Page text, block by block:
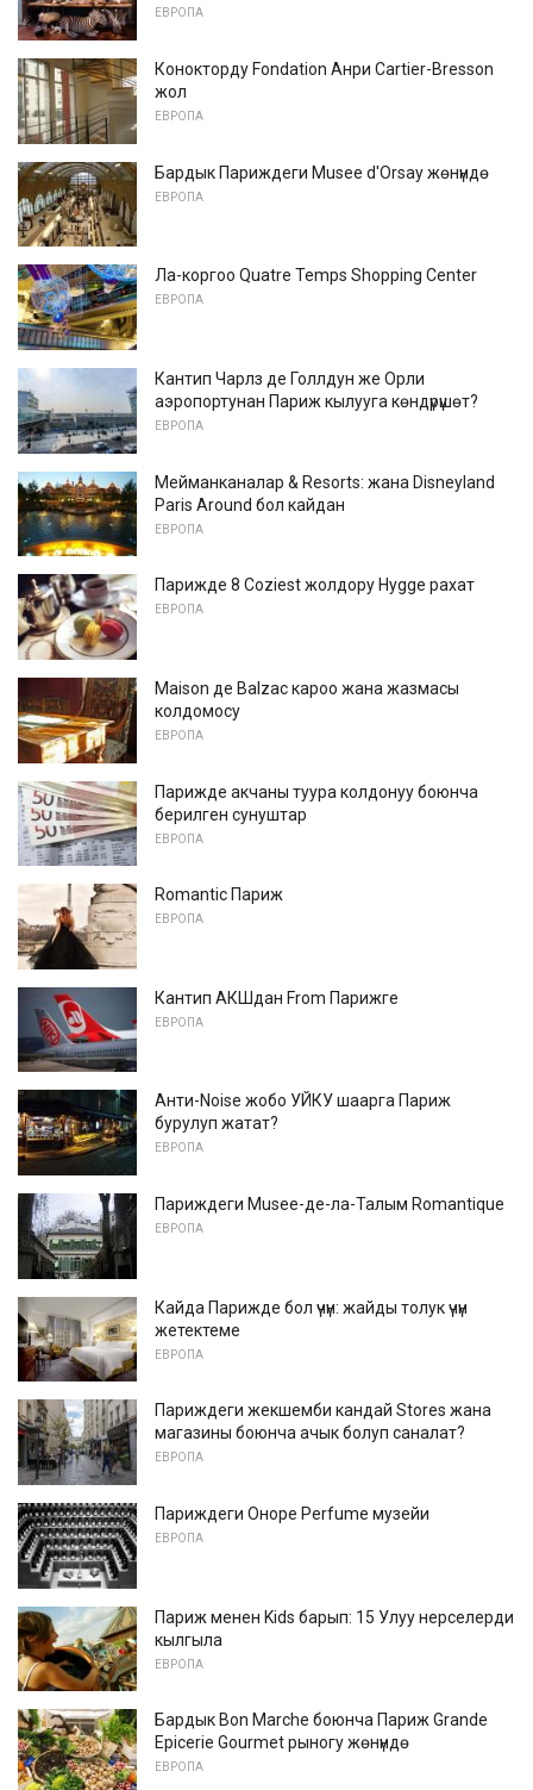
ЕВРОПА
Конокторду Fondation Анри Cartier-Bresson
жол
ЕВРОПА
Бардык Париждеги Musee d'Orsay жөнүндө
ЕВРОПА
Ла-коргоо Quatre Temps Shopping Center
ЕВРОПА
Кантип Чарлз де Голлдун же Орли
аэропортунан Париж кылууга көндүрүшөт?
ЕВРОПА
Мейманканалар & Resorts: жана Disneyland
Paris Around бол кайдан
ЕВРОПА
Парижде 8 Coziest жолдору Hygge рахат
ЕВРОПА
Maison де Balzac кароо жана жазмасы
колдомосу
ЕВРОПА
Парижде акчаны туура колдонуу боюнча
берилген сунуштар
ЕВРОПА
Romantic Париж
ЕВРОПА
Кантип АКШдан From Парижге
ЕВРОПА
Анти-Noise жобо УЙКУ шаарга Париж
бурулуп жатат?
ЕВРОПА
Париждеги Musee-де-ла-Талым Romantique
ЕВРОПА
Кайда Парижде бол үчүн: жайды толук үчүн
жетектеме
ЕВРОПА
Париждеги жекшемби кандай Stores жана
магазины боюнча ачык болуп саналат?
ЕВРОПА
Париждеги Оноре Perfume музейи
ЕВРОПА
Париж менен Kids барып: 15 Улуу нерселерди
кылгыла
ЕВРОПА
Бардык Bon Marche боюнча Париж Grande
Epicerie Gourmet рыногу жөнүндө
ЕВРОПА